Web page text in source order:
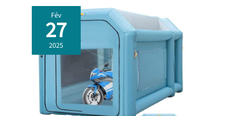
Fév
27
2025